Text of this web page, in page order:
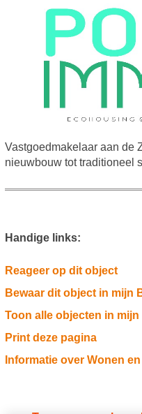
Vastgoedmakelaar aan de
nieuwbouw tot traditioneel
Handige links:
Reageer op dit object
Bewaar dit object in mijn
Toon alle objecten in
Print deze pagina
Informatie over Wonen